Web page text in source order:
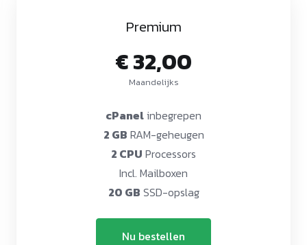
Premium
€ 32,00
Maandelijks
cPanelinbegrepen
2 GB RAM-geheugen
2 CPU Processors
Incl. Mailboxen
20 GB SSD-opslag
Nu bestellen